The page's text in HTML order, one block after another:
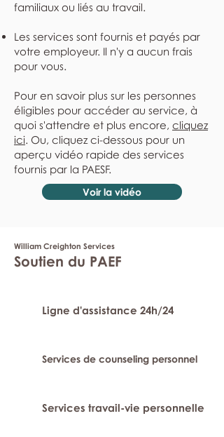
familiaux ou liés au travail.
Les services sont fournis et payés par
votre employeur. Il n'y a aucun frais
pour vous.
Pour en savoir plus sur les personnes
éligibles pour accéder au service, à
quoi s'attendre et plus encore, cliquez
ici. Ou, cliquez ci-dessous pour un
aperçu vidéo rapide des services
fournis par la PAESF.
Voir la vidéo
William Creighton Services
Soutien du PAEF
Ligne d'assistance 24h/24
Services de counseling personnel
Services travail-vie personnelle